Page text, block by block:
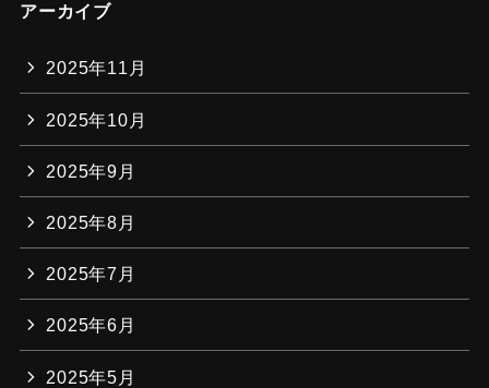
アーカイブ
2025年11月
2025年10月
2025年9月
2025年8月
2025年7月
2025年6月
2025年5月